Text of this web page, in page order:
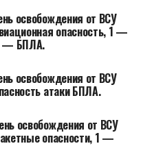
освобождения от ВСУ
опасность, 1 —
— БПЛА.
освобождения от ВСУ
атаки БПЛА.
освобождения от ВСУ
опасности, 1 —